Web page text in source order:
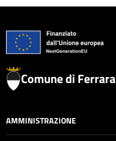
Comune di Ferrara
AMMINISTRAZIONE